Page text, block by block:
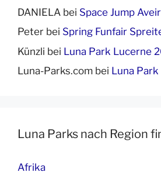
DANIELA bei Space Jump
Peter bei Spring Funfair
Künzli bei Luna Park Lucerne
Luna-Parks.com bei Luna
Luna Parks nach Region
Afrika